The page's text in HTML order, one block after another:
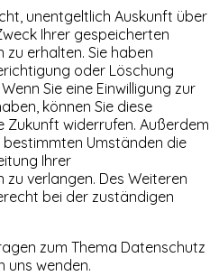
unentgeltlich Auskunft über
Ihrer gespeicherten
erhalten. Sie haben
oder Löschung
Sie eine Einwilligung zur
können Sie diese
Zukunft widerrufen. Außerdem
Umständen die
Ihrer
verlangen. Des Weiteren
bei der zuständigen
zum Thema Datenschutz
uns wenden.